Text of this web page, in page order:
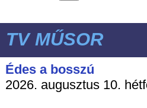
TV MŰSOR
Édes a bosszú
2026. augusztus 10.